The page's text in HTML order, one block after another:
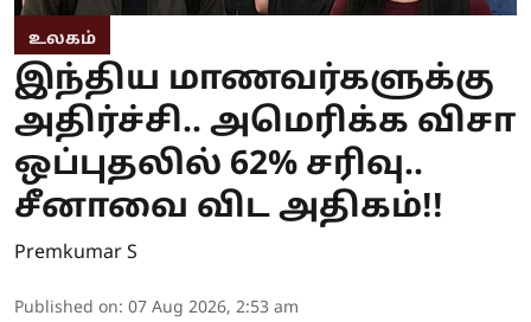
உலகம்
இந்திய மாணவர்களுக்கு
அதிர்ச்சி.. அமெரிக்க விசா
ஒப்புதலில் 62% சரிவு..
சீனாவை விட அதிகம்!!
Premkumar S
Published on: 07 Aug 2026, 2:53 am